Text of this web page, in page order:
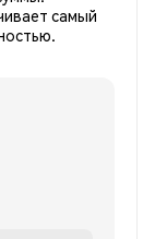
самый